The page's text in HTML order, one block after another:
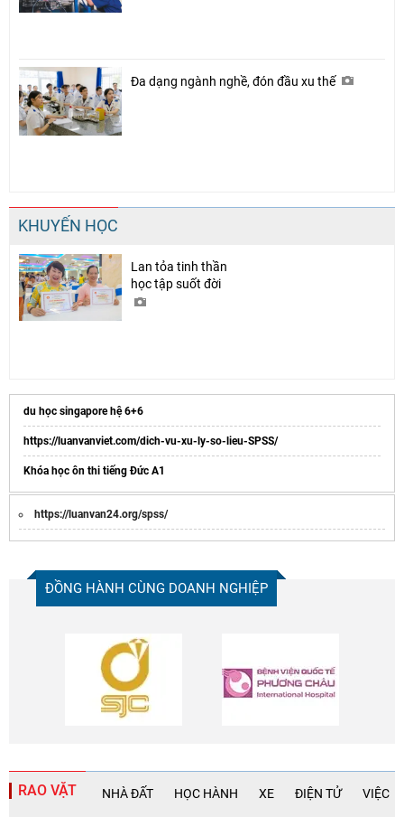
Đa dạng ngành nghề, đón đầu xu thế
KHUYẾN HỌC
Lan tỏa tinh thần
học tập suốt đời
du học singapore hệ 6+6
https://luanvanviet.com/dich-vu-xu-ly-so-lieu-SPSS/
Khóa học ôn thi tiếng Đức A1
https://luanvan24.org/spss/
ĐỒNG HÀNH CÙNG DOANH NGHIỆP
RAO VẶT NHÀ ĐẤT HỌC HÀNH XE ĐIỆN TỬ VIỆC